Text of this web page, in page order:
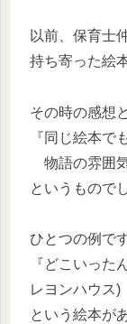
以前、保育士
持ち寄った絵
その時の感想
『同じ絵本で
物語の雰囲
というもので
ひとつの例で
『どこいった
レヨンハウス)
という絵本が